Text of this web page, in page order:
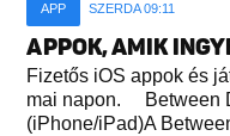
APP SZERDA 09:11
APPOK, AMIK
Fizetős iOS appok és
mai napon. Between
(iPhone/iPad)A